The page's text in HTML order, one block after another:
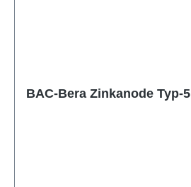
BAC-Bera Zinkanode Typ-5